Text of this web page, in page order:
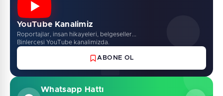
YouTube Kanalimiz
Roportajlar, insan hikayeleri, belgeseller...
Binlercesi YouTube kanalimizda.
ABONE OL
Whatsapp Hattı